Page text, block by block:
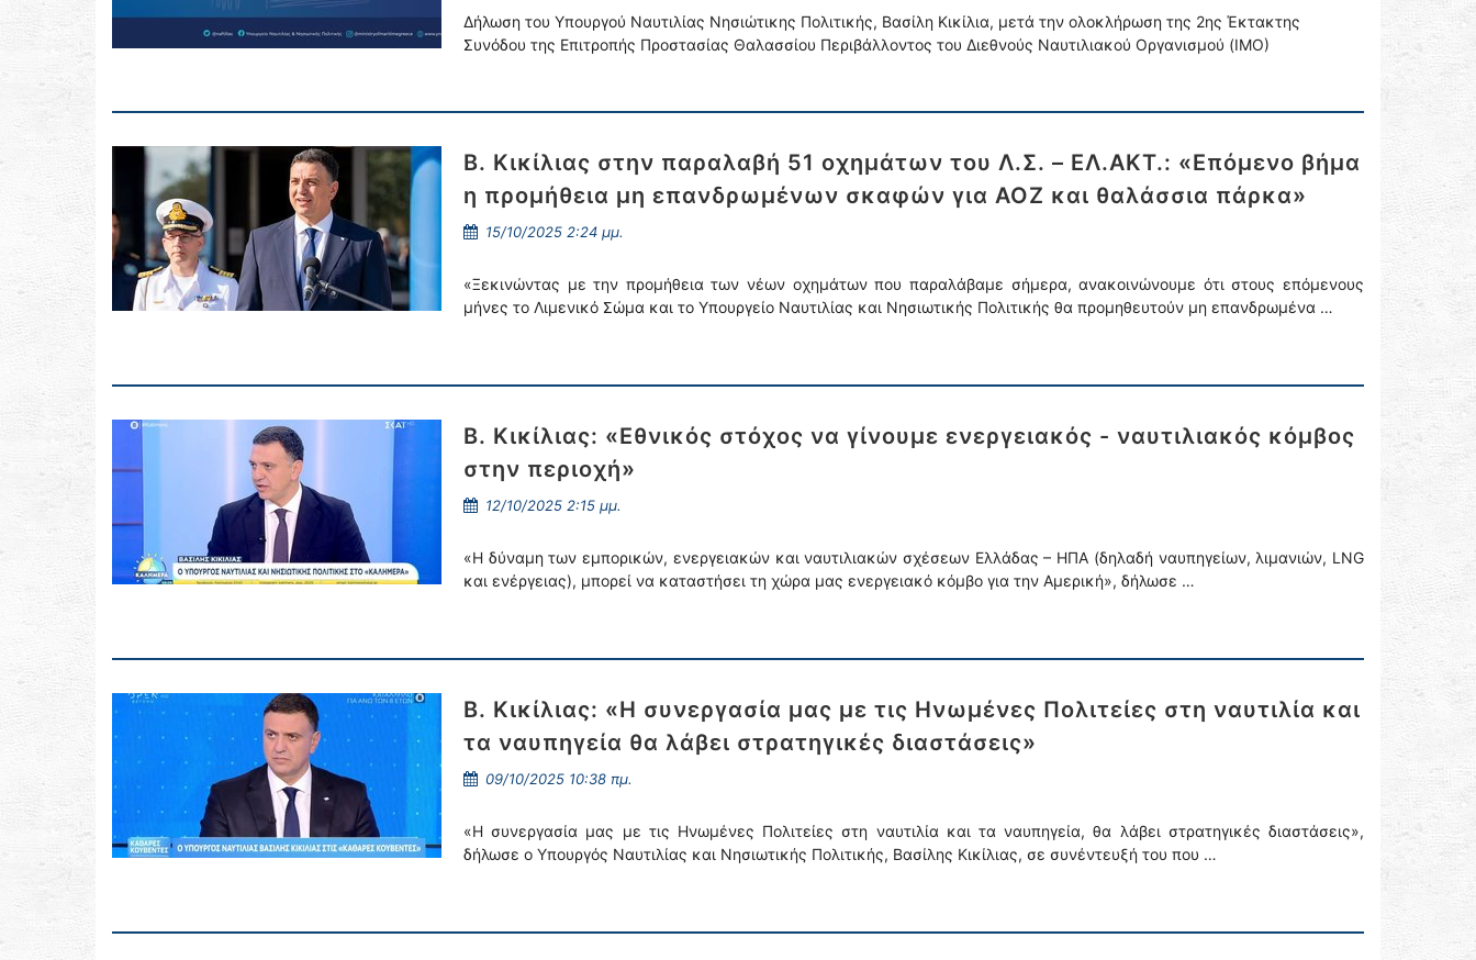
Δήλωση του Υπουργού Ναυτιλίας Νησιώτικης Πολιτικής, Βασίλη Κικίλια, μετά την ολοκλήρωση της 2ης Έκτακτης
Συνόδου της Επιτροπής Προστασίας Θαλασσίου Περιβάλλοντος του Διεθνούς Ναυτιλιακού Οργανισμού (ΙΜΟ)
Β. Κικίλιας στην παραλαβή 51 οχημάτων του Λ.Σ. – ΕΛ.ΑΚΤ.: «Επόμενο βήμα
η προμήθεια μη επανδρωμένων σκαφών για ΑΟΖ και θαλάσσια πάρκα»
15/10/2025 2:24 μμ.
«Ξεκινώντας με την προμήθεια των νέων οχημάτων που παραλάβαμε σήμερα, ανακοινώνουμε ότι στους επόμενους
μήνες το Λιμενικό Σώμα και το Υπουργείο Ναυτιλίας και Νησιωτικής Πολιτικής θα προμηθευτούν μη επανδρωμένα …
Β. Κικίλιας: «Εθνικός στόχος να γίνουμε ενεργειακός - ναυτιλιακός κόμβος
στην περιοχή»
12/10/2025 2:15 μμ.
«Η δύναμη των εμπορικών, ενεργειακών και ναυτιλιακών σχέσεων Ελλάδας – ΗΠΑ (δηλαδή ναυπηγείων, λιμανιών, LNG
και ενέργειας), μπορεί να καταστήσει τη χώρα μας ενεργειακό κόμβο για την Αμερική», δήλωσε …
Β. Κικίλιας: «Η συνεργασία μας με τις Ηνωμένες Πολιτείες στη ναυτιλία και
τα ναυπηγεία θα λάβει στρατηγικές διαστάσεις»
09/10/2025 10:38 πμ.
«Η συνεργασία μας με τις Ηνωμένες Πολιτείες στη ναυτιλία και τα ναυπηγεία, θα λάβει στρατηγικές διαστάσεις»,
δήλωσε ο Υπουργός Ναυτιλίας και Νησιωτικής Πολιτικής, Βασίλης Κικίλιας, σε συνέντευξή του που …